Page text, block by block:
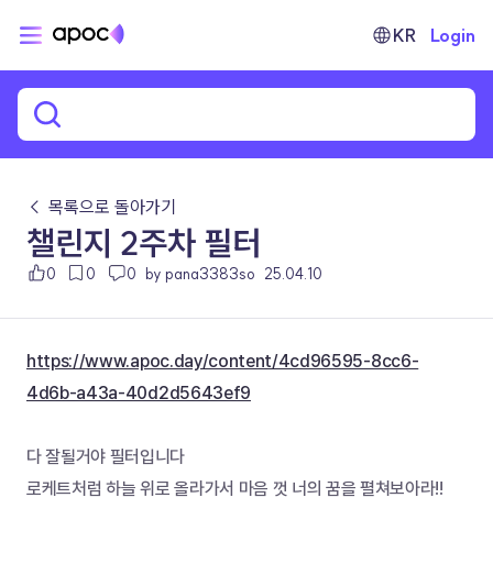
KR Login
← 목록으로 돌아가기
챌린지 2주차 필터
0 0 0 by pana3383so 25.04.10
https://www.apoc.day/content/4cd96595-8cc6-
4d6b-a43a-40d2d5643ef9
다 잘될거야 필터입니다
로케트처럼 하늘 위로 올라가서 마음 껏 너의 꿈을 펼쳐보아라!!